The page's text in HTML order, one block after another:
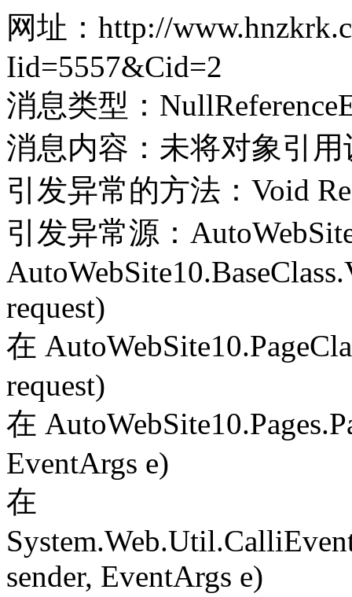
网址：http://
Iid=5557&Cid=2
消息类型：
消息内容：未将对象引
引发异常的方法：Void
引发异常源：
request)
在
request)
在
EventArgs e)
在
sender, EventArgs e)